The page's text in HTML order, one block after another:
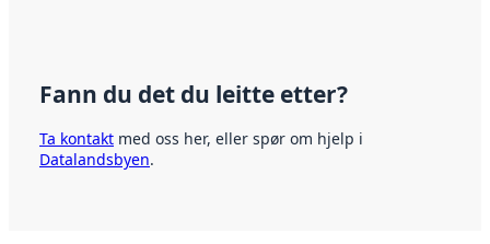
Fann du det du leitte etter?
Ta kontakt med oss her, eller spør om hjelp i
Datalandsbyen.